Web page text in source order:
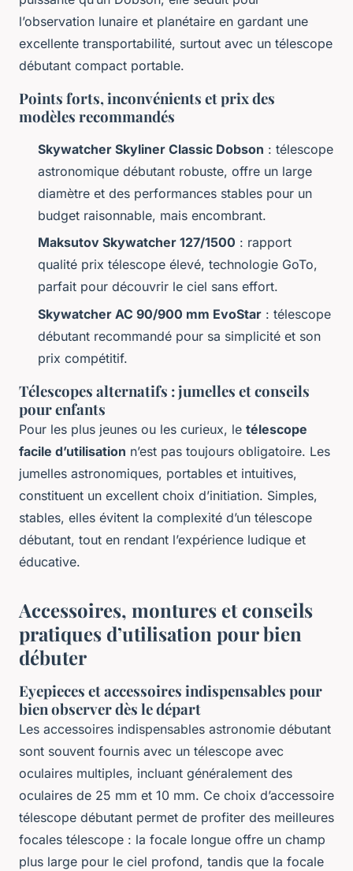
l’observation lunaire et planétaire en gardant une
excellente transportabilité, surtout avec un télescope
débutant compact portable.
Points forts, inconvénients et prix des
modèles recommandés
Skywatcher Skyliner Classic Dobson : télescope
astronomique débutant robuste, offre un large
diamètre et des performances stables pour un
budget raisonnable, mais encombrant.
Maksutov Skywatcher 127/1500 : rapport
qualité prix télescope élevé, technologie GoTo,
parfait pour découvrir le ciel sans effort.
Skywatcher AC 90/900 mm EvoStar : télescope
débutant recommandé pour sa simplicité et son
prix compétitif.
Télescopes alternatifs : jumelles et conseils
pour enfants
Pour les plus jeunes ou les curieux, le télescope
facile d’utilisation n’est pas toujours obligatoire. Les
jumelles astronomiques, portables et intuitives,
constituent un excellent choix d’initiation. Simples,
stables, elles évitent la complexité d’un télescope
débutant, tout en rendant l’expérience ludique et
éducative.
Accessoires, montures et conseils
pratiques d’utilisation pour bien
débuter
Eyepieces et accessoires indispensables pour
bien observer dès le départ
Les accessoires indispensables astronomie débutant
sont souvent fournis avec un télescope avec
oculaires multiples, incluant généralement des
oculaires de 25 mm et 10 mm. Ce choix d’accessoire
télescope débutant permet de profiter des meilleures
focales télescope : la focale longue offre un champ
plus large pour le ciel profond, tandis que la focale